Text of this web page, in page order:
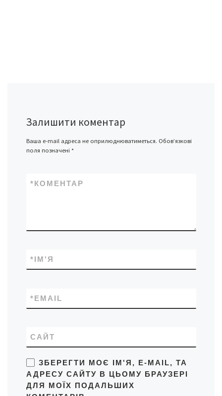
Залишити коментар
Ваша e-mail адреса не оприлюднюватиметься. Обов’язкові
поля позначені *
КОМЕНТАР
*
ІМ'Я
*
EMAIL
*
САЙТ
ЗБЕРЕГТИ МОЄ ІМ'Я, E-MAIL, ТА
АДРЕСУ САЙТУ В ЦЬОМУ БРАУЗЕРІ
ДЛЯ МОЇХ ПОДАЛЬШИХ